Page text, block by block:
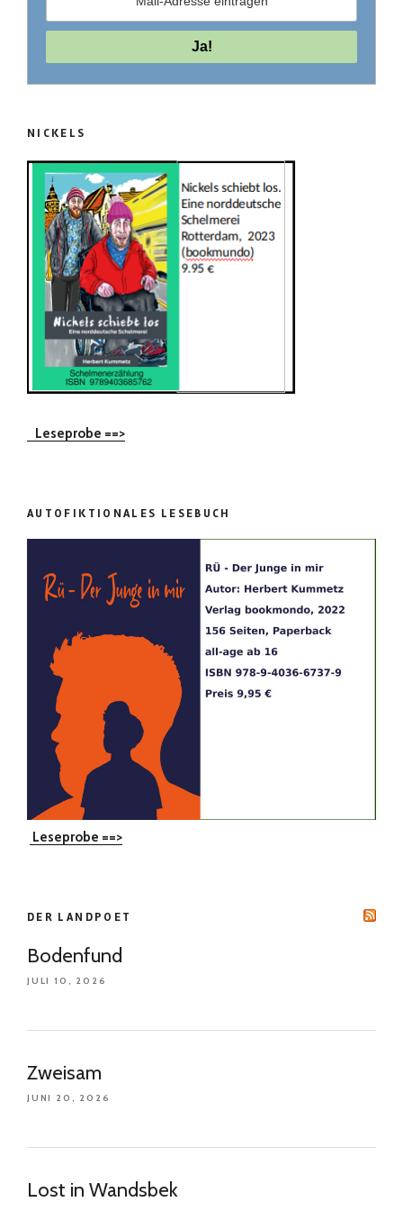
NICKELS
Leseprobe ==>
AUTOFIKTIONALES LESEBUCH
Leseprobe ==>
DER LANDPOET
Bodenfund
JULI 10, 2026
Zweisam
JUNI 20, 2026
Lost in Wandsbek